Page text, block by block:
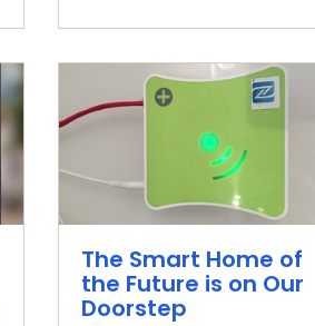
The Smart Home of
the Future is on Our
Doorstep